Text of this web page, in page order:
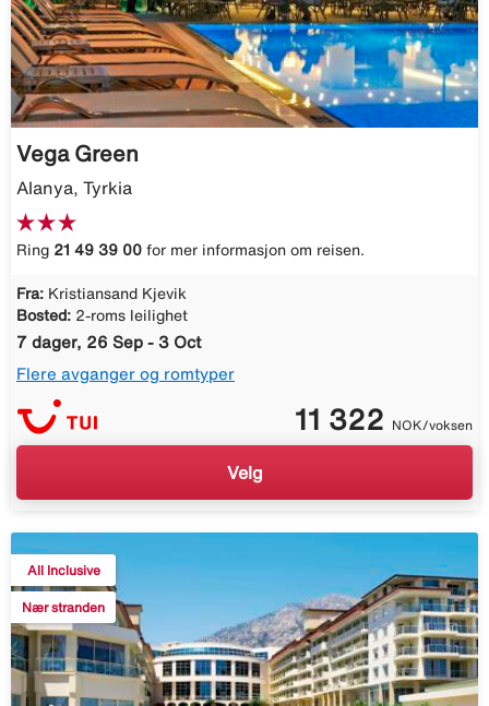
Vega Green
Alanya, Tyrkia
Ring 21 49 39 00 for mer informasjon om reisen.
Fra: Kristiansand Kjevik
Bosted: 2-roms leilighet
7 dager, 26 Sep - 3 Oct
Flere avganger og romtyper
11 322 NOK/voksen
Velg
All Inclusive
Nær stranden